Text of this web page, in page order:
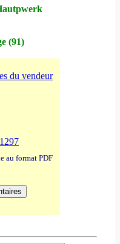
(91)
du vendeur
au format PDF